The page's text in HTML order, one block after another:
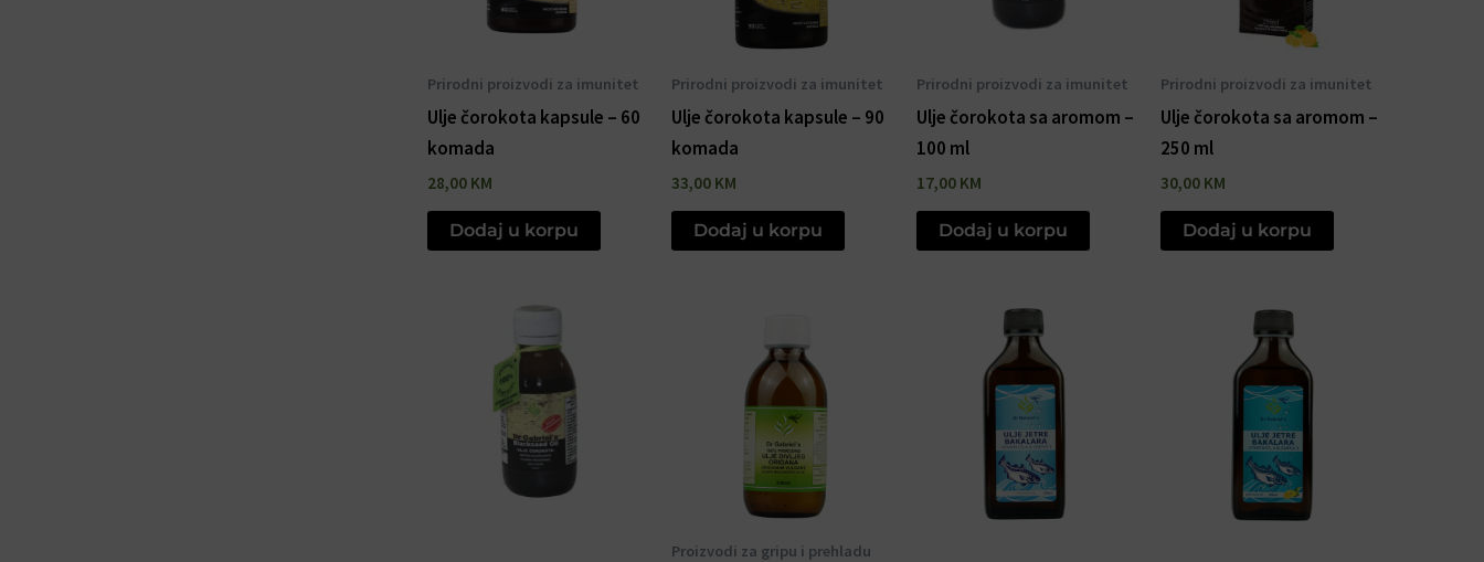
Prirodni proizvodi za imunitet
Ulje čorokota kapsule – 60
komada
28,00 KM
Dodaj u korpu
Prirodni proizvodi za imunitet
Ulje čorokota kapsule – 90
komada
33,00 KM
Dodaj u korpu
Prirodni proizvodi za imunitet
Ulje čorokota sa aromom –
100 ml
17,00 KM
Dodaj u korpu
Prirodni proizvodi za imunitet
Ulje čorokota sa aromom –
250 ml
30,00 KM
Dodaj u korpu
Proizvodi za gripu i prehladu